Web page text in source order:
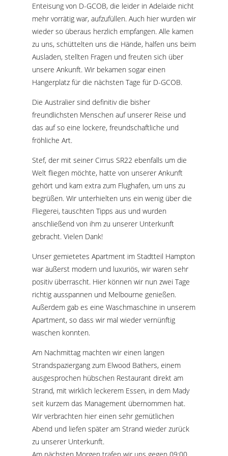
Enteisung von D-GCOB, die leider in Adelaide nicht
mehr vorrätig war, aufzufüllen. Auch hier wurden wir
wieder so überaus herzlich empfangen. Alle kamen
zu uns, schüttelten uns die Hände, halfen uns beim
Ausladen, stellten Fragen und freuten sich über
unsere Ankunft. Wir bekamen sogar einen
Hangerplatz für die nächsten Tage für D-GCOB.
Die Australier sind definitiv die bisher
freundlichsten Menschen auf unserer Reise und
das auf so eine lockere, freundschaftliche und
fröhliche Art.
Stef, der mit seiner Cirrus SR22 ebenfalls um die
Welt fliegen möchte, hatte von unserer Ankunft
gehört und kam extra zum Flughafen, um uns zu
begrüßen. Wir unterhielten uns ein wenig über die
Fliegerei, tauschten Tipps aus und wurden
anschließend von ihm zu unserer Unterkunft
gebracht. Vielen Dank!
Unser gemietetes Apartment im Stadtteil Hampton
war äußerst modern und luxuriös, wir waren sehr
positiv überrascht. Hier können wir nun zwei Tage
richtig ausspannen und Melbourne genießen.
Außerdem gab es eine Waschmaschine in unserem
Apartment, so dass wir mal wieder vernünftig
waschen konnten.
Am Nachmittag machten wir einen langen
Strandspaziergang zum Elwood Bathers, einem
ausgesprochen hübschen Restaurant direkt am
Strand, mit wirklich leckerem Essen, in dem Mady
seit kurzem das Management übernommen hat.
Wir verbrachten hier einen sehr gemütlichen
Abend und liefen später am Strand wieder zurück
zu unserer Unterkunft.